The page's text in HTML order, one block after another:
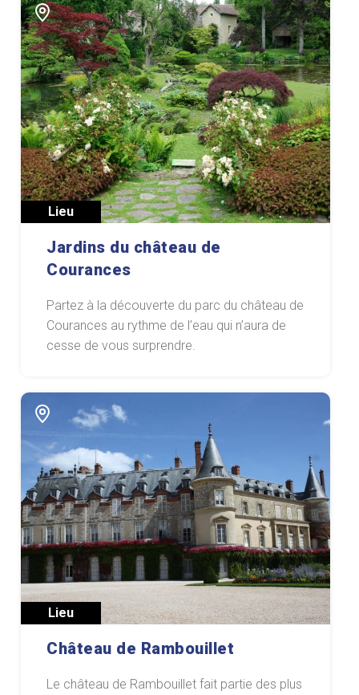
Lieu
Jardins du château de
Courances
Partez à la découverte du parc du château de
Courances au rythme de l’eau qui n’aura de
cesse de vous surprendre.
Lieu
Château de Rambouillet
Le château de Rambouillet fait partie des plus